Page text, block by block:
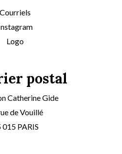
Courriels
Logo
postal
Catherine Gide
de Vouillé
015 PARIS